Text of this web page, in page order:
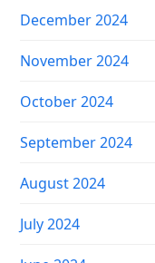
December 2024
November 2024
October 2024
September 2024
August 2024
July 2024